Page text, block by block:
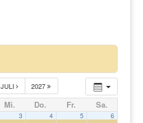
JULI 2027
Mi. Do. Fr. Sa.
3 4 5 6